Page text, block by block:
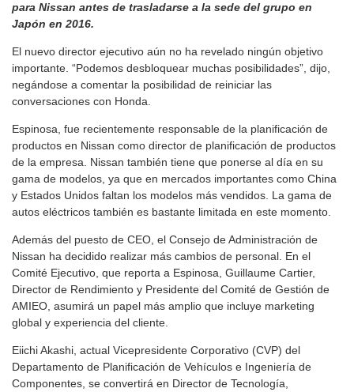
para Nissan antes de trasladarse a la sede del grupo en
Japón en 2016.
El nuevo director ejecutivo aún no ha revelado ningún objetivo
importante. “Podemos desbloquear muchas posibilidades”, dijo,
negándose a comentar la posibilidad de reiniciar las
conversaciones con Honda.
Espinosa, fue recientemente responsable de la planificación de
productos en Nissan como director de planificación de productos
de la empresa. Nissan también tiene que ponerse al día en su
gama de modelos, ya que en mercados importantes como China
y Estados Unidos faltan los modelos más vendidos. La gama de
autos eléctricos también es bastante limitada en este momento.
Además del puesto de CEO, el Consejo de Administración de
Nissan ha decidido realizar más cambios de personal. En el
Comité Ejecutivo, que reporta a Espinosa, Guillaume Cartier,
Director de Rendimiento y Presidente del Comité de Gestión de
AMIEO, asumirá un papel más amplio que incluye marketing
global y experiencia del cliente.
Eiichi Akashi, actual Vicepresidente Corporativo (CVP) del
Departamento de Planificación de Vehículos e Ingeniería de
Componentes, se convertirá en Director de Tecnología,